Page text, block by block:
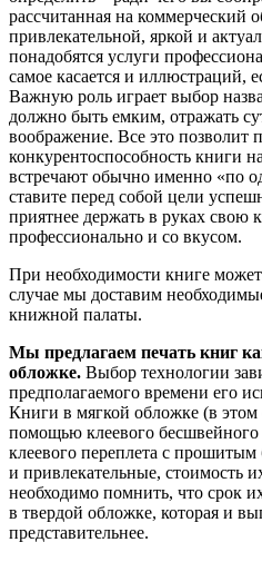
рассчитанная на коммерческий
привлекательной, яркой и
понадобятся услуги
самое касается и иллюстраций,
Важную роль играет выбор
должно быть емким, отражать
воображение. Все это позволит
конкурентоспособность книги
встречают обычно именно «по
ставите перед собой цели
приятнее держать в руках свою
профессионально и со вкусом.
При необходимости книге
случае мы доставим
книжной палаты.
Мы предлагаем печать книг
обложке. Выбор технологии
предполагаемого времени его
Книги в мягкой обложке (в этом
помощью клеевого
клеевого переплета с
и привлекательные, стоимость
необходимо помнить, что срок
в твердой обложке, которая и
представительнее.